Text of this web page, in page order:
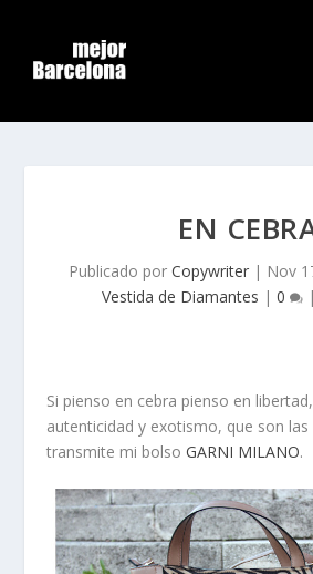
EN
Publicado por Copywriter | Nov
Vestida de Diamantes | 0 |
Si pienso en cebra pienso en
autenticidad y exotismo, que son las
transmite mi bolsoGARNI MILANO.